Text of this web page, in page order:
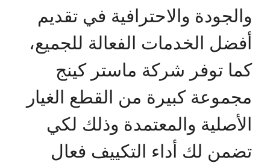
والجودة والاحترافية في تقديم
أفضل الخدمات الفعالة للجميع،
كما توفر شركة ماستر كينج
مجموعة كبيرة من القطع الغيار
الأصلية والمعتمدة وذلك لكي
تضمن لك أداء التكييف فعال